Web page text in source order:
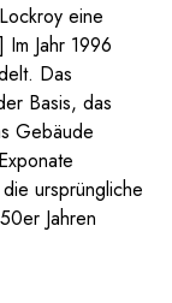
eine
Jahr 1996
Das
Basis, das
Gebäude
ursprüngliche
Jahren